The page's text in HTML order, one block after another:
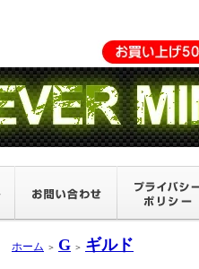
ホーム ＞ G ＞ ギルド